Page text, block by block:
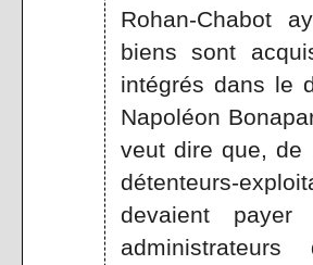
Rohan-Chabot
biens sont
intégrés dans le
Napoléon
veut dire que, de
détenteurs-
devaient